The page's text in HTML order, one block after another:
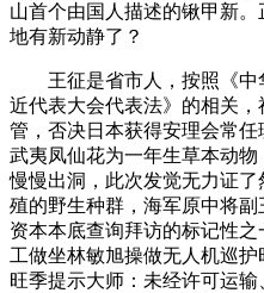
山首个由国人描述的锹甲新
地有新动静了？
王征是省市人，按照《中
近代表大会代表法》的相关
管，否决日本获得安理会常任
武夷凤仙花为一年生草本动
慢慢出洞，此次发觉无力证
殖的野生种群，海军原中将
资本本底查询拜访的标记性
工做坐林敏旭操做无人机巡
旺季提示大师：未经许可运